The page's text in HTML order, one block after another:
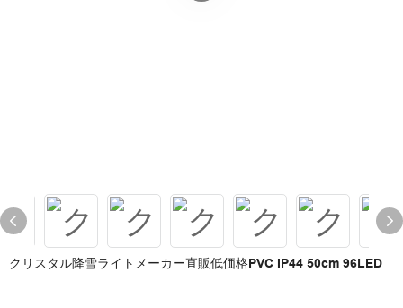
クリスタル降雪ライトメーカー直販低価格PVC IP44 50cm 96LED